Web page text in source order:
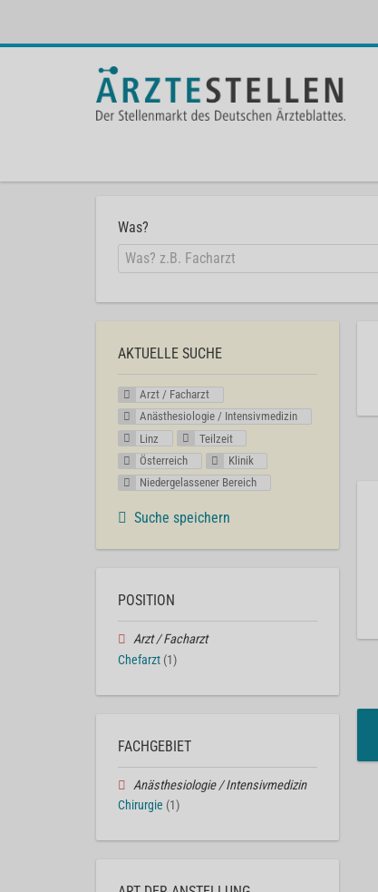
Was?
AKTUELLE SUCHE
Arzt / Facharzt
Anästhesiologie / Intensivmedizin
Linz
Teilzeit
Österreich
Klinik
Niedergelassener Bereich
Suche speichern
POSITION
Arzt / Facharzt
Chefarzt (1)
FACHGEBIET
Anästhesiologie / Intensivmedizin
Chirurgie (1)